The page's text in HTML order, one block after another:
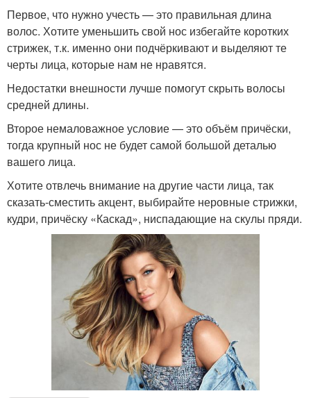
Первое, что нужно учесть — это правильная длина
волос. Хотите уменьшить свой нос избегайте коротких
стрижек, т.к. именно они подчёркивают и выделяют те
черты лица, которые нам не нравятся.
Недостатки внешности лучше помогут скрыть волосы
средней длины.
Второе немаловажное условие — это объём причёски,
тогда крупный нос не будет самой большой деталью
вашего лица.
Хотите отвлечь внимание на другие части лица, так
сказать-сместить акцент, выбирайте неровные стрижки,
кудри, причёску «Каскад», ниспадающие на скулы пряди.